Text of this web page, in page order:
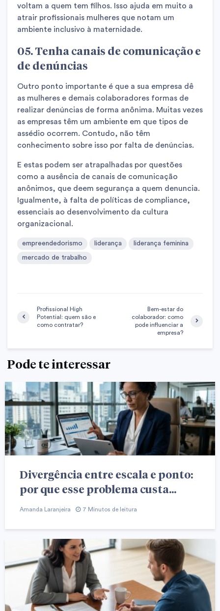
voltam a quem tem filhos. Isso ajuda em muito a
atrair profissionais mulheres que notam um
ambiente inclusivo à maternidade.
05. Tenha canais de comunicação e
de denúncias
Outro ponto importante é que a sua empresa dê
as mulheres e demais colaboradores formas de
realizar denúncias de forma anônima. Muitas vezes
as empresas têm um ambiente em que tipos de
assédio ocorrem. Contudo, não têm
conhecimento sobre isso por falta de denúncias.
E estas podem ser atrapalhadas por questões
como a ausência de canais de comunicação
anônimos, que deem segurança a quem denuncia.
Igualmente, à falta de políticas de compliance,
essenciais ao desenvolvimento da cultura
organizacional.
empreendedorismo liderança liderança feminina
mercado de trabalho
Profissional High
Potential: quem são e
como contratar?
Bem-estar do
colaborador: como
pode influenciar a
empresa?
Pode te interessar
Divergência entre escala e ponto:
por que esse problema custa...
Amanda Laranjeira 7 Minutos de leitura